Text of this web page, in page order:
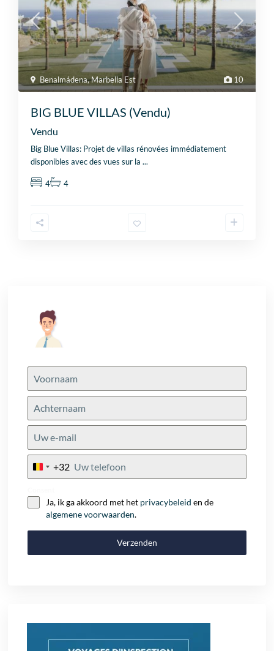
10
Benalmádena,Marbella Est
BIG BLUE VILLAS (Vendu)
Vendu
Big Blue Villas: Projet de villas rénovées immédiatement
disponibles avec des vues sur la...
4 4
Belgium
+32
Ja, ik ga akkoord met het privacybeleid en de
algemene voorwaarden.
Verzenden